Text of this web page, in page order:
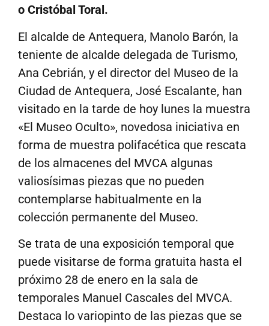
o Cristóbal Toral.
El alcalde de Antequera, Manolo Barón, la
teniente de alcalde delegada de Turismo,
Ana Cebrián, y el director del Museo de la
Ciudad de Antequera, José Escalante, han
visitado en la tarde de hoy lunes la muestra
«El Museo Oculto», novedosa iniciativa en
forma de muestra polifacética que rescata
de los almacenes del MVCA algunas
valiosísimas piezas que no pueden
contemplarse habitualmente en la
colección permanente del Museo.
Se trata de una exposición temporal que
puede visitarse de forma gratuita hasta el
próximo 28 de enero en la sala de
temporales Manuel Cascales del MVCA.
Destaca lo variopinto de las piezas que se